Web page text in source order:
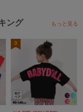
ング もっと見る
3